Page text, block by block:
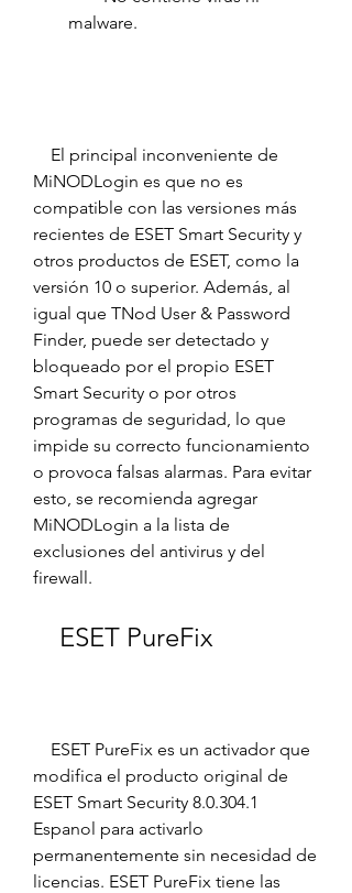
malware.
MiNODLogin es que no es
compatible con las versiones más
recientes de ESET Smart Security y
otros productos de ESET, como la
versión 10 o superior. Además, al
igual que TNod User & Password
Finder, puede ser detectado y
bloqueado por el propio ESET
Smart Security o por otros
programas de seguridad, lo que
impide su correcto funcionamiento
o provoca falsas alarmas. Para evitar
esto, se recomienda agregar
MiNODLogin a la lista de
exclusiones del antivirus y del
firewall.
    ESET PureFix
modifica el producto original de
ESET Smart Security 8.0.304.1
Espanol para activarlo
permanentemente sin necesidad de
licencias. ESET PureFix tiene las